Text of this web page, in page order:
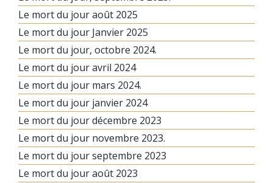
Le mort du jour août 2025
Le mort du jour Janvier 2025
Le mort du jour, octobre 2024.
Le mort du jour avril 2024
Le mort du jour mars 2024.
Le mort du jour janvier 2024
Le mort du jour décembre 2023
Le mort du jour novembre 2023.
Le mort du jour septembre 2023
Le mort du jour août 2023